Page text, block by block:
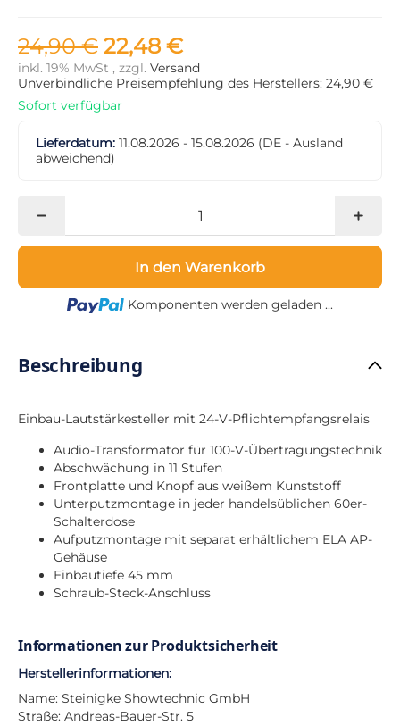
24,90 € 22,48 €
inkl. 19% MwSt , zzgl. Versand
Unverbindliche Preisempfehlung des Herstellers: 24,90 €
Sofort verfügbar
Lieferdatum: 11.08.2026 - 15.08.2026 (DE - Ausland
abweichend)
In den Warenkorb
Loading...
Komponenten werden geladen ...
Beschreibung
Einbau-Lautstärkesteller mit 24-V-Pflichtempfangsrelais
Audio-Transformator für 100-V-Übertragungstechnik
Abschwächung in 11 Stufen
Frontplatte und Knopf aus weißem Kunststoff
Unterputzmontage in jeder handelsüblichen 60er-
Schalterdose
Aufputzmontage mit separat erhältlichem ELA AP-
Gehäuse
Einbautiefe 45 mm
Schraub-Steck-Anschluss
Informationen zur Produktsicherheit
Herstellerinformationen:
Name: Steinigke Showtechnic GmbH
Straße: Andreas-Bauer-Str. 5